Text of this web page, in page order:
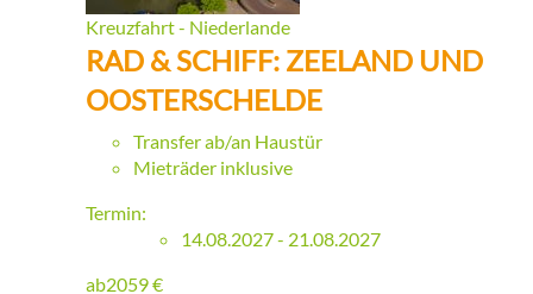
Kreuzfahrt - Niederlande
RAD & SCHIFF: ZEELAND UND
OOSTERSCHELDE
Transfer ab/an Haustür
Mieträder inklusive
Termin:
14.08.2027 - 21.08.2027
ab2059€